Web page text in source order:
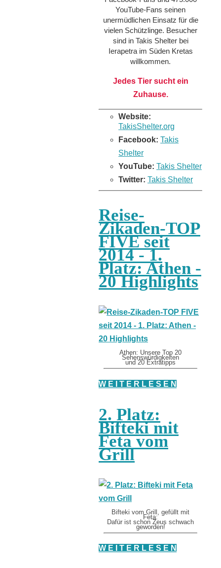
YouTube-Fans seinen
unermüdlichen Einsatz für die
vielen Schützlinge. Besucher
sind in Takis Shelter bei
Ierapetra im Süden Kretas
willkommen.
Jedes Tier sucht ein
Zuhause.
Website:
TakisShelter.org
Facebook: Takis
Shelter
YouTube: Takis Shelter
Twitter: Takis Shelter
Reise-
Zikaden-TOP
FIVE seit
2014 - 1.
Platz: Athen -
20 Highlights
Athen: Unsere Top 20
Sehenswürdigkeiten
und 20 Extratipps
W E I T E R L E S E N
2. Platz:
Bifteki mit
Feta vom
Grill
Bifteki vom Grill, gefüllt mit
Feta:
Dafür ist schon Zeus schwach
geworden!
W E I T E R L E S E N